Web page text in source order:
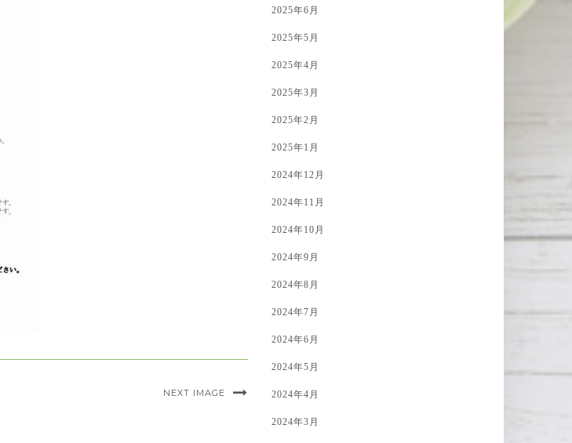
NEXT IMAGE
2025年6月
2025年5月
2025年4月
2025年3月
2025年2月
2025年1月
2024年12月
2024年11月
2024年10月
2024年9月
2024年8月
2024年7月
2024年6月
2024年5月
2024年4月
2024年3月